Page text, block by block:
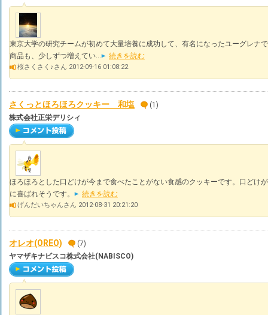
東京大学の研究チームが初めて大量培養に成功して、有名になったユーグレナ
商品も、少しずつ増えてい...
続きを読む
桜さくさく♪さん 2012-09-16 01:08:22
さくっとほろほろクッキー 和塩
(1)
株式会社正栄デリシィ
ほろほろとした口どけが今まで食べたことがない食感のクッキーです。口どけ
に喜ばれそうです。
続きを読む
げんだいちゃんさん 2012-08-31 20:21:20
オレオ(OREO)
(7)
ヤマザキナビスコ株式会社(NABISCO)